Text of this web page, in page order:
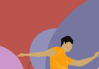
おすすめ記事
機能紹介